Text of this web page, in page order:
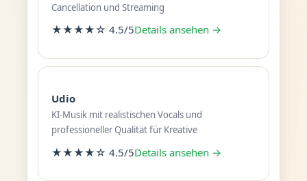
Cancellation und Streaming
★★★★☆ 4.5/5Details ansehen →
Udio
KI-Musik mit realistischen Vocals und
professioneller Qualität für Kreative
★★★★☆ 4.5/5Details ansehen →